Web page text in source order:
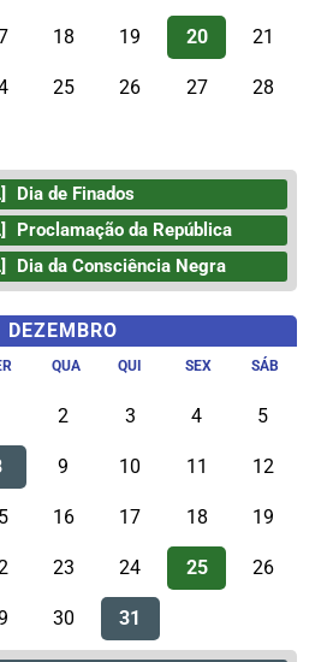
18 19 20 21
25 26 27 28
Dia de Finados
Proclamação da República
Dia da Consciência Negra
DEZEMBRO
QUA QUI SEX SÁB
2 3 4 5
9 10 11 12
16 17 18 19
23 24 25 26
30 31